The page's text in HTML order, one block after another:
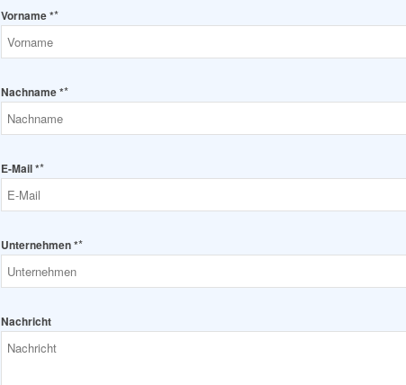
Vorname **
Nachname **
E-Mail **
Unternehmen **
Nachricht